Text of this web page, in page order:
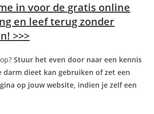
in voor de gratis online
en leef terug zonder
>>>
Stuur het even door naar een kennis
darm dieet kan gebruiken of zet een
op jouw website, indien je zelf een